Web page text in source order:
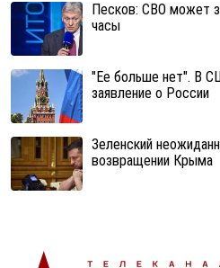
Песков: СВО может
часы
"Ее больше нет". В
заявление о России
Зеленский
возвращении Крыма